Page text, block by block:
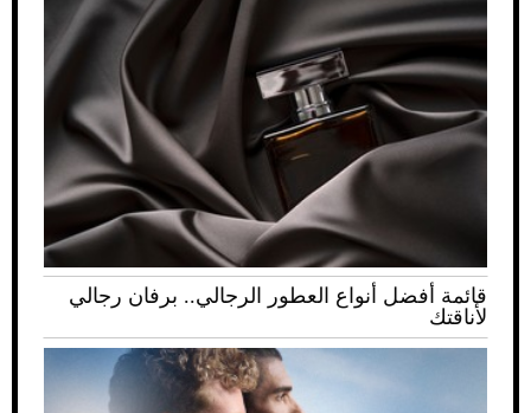
قائمة أفضل أنواع العطور الرجالي.. برفان رجالي
لأناقتك